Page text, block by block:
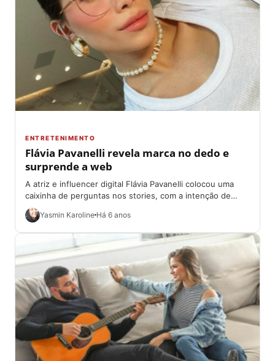
ENTRETENIMENTO
Flávia Pavanelli revela marca no dedo e
surprende a web
A atriz e influencer digital Flávia Pavanelli colocou uma
caixinha de perguntas nos stories, com a intenção de
interagir com seus seguidores....
Yasmin Karoline Há 6 anos